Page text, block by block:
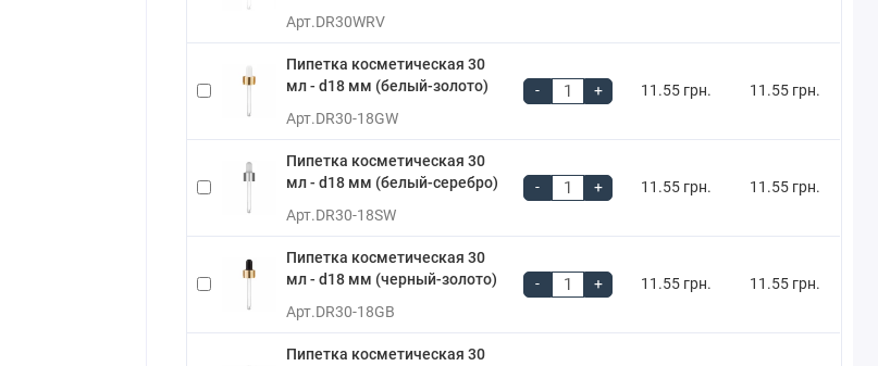
Арт.DR30WRV
Пипетка косметическая 30
мл - d18 мм (белый-золото)
Арт.DR30-18GW
- + 11.55 грн. 11.55 грн.
Пипетка косметическая 30
мл - d18 мм (белый-серебро)
Арт.DR30-18SW
- + 11.55 грн. 11.55 грн.
Пипетка косметическая 30
мл - d18 мм (черный-золото)
Арт.DR30-18GB
- + 11.55 грн. 11.55 грн.
Пипетка косметическая 30